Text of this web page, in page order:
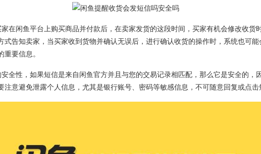
在闲鱼平台上购买商品并付款后，在卖家发货的这段时间，买家有机会修改收货
式告知卖家，当买家收到货物并确认无误后，进行确认收货的操作时，系统也可
要信息。
全性，如果短信是来自闲鱼官方并且与您的交易记录相匹配，那么它是安全的，
意避免泄露个人信息，尤其是银行账号、密码等敏感信息，不可随意回复或点击